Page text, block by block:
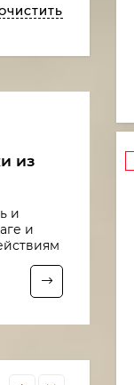
из
и
и
5 сталь